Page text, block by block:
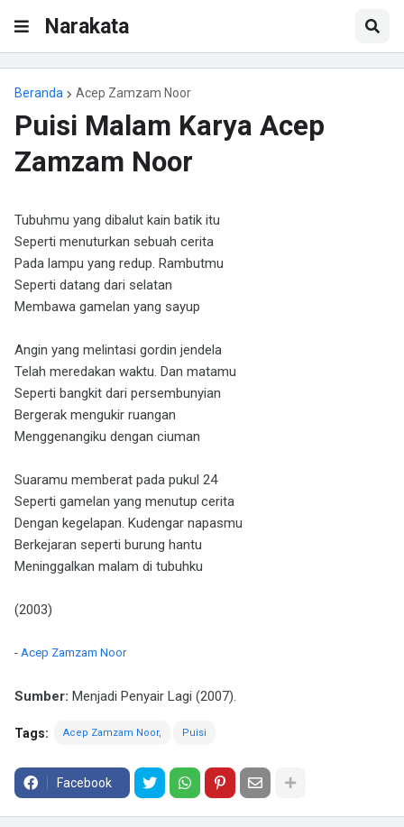
Narakata
Beranda Acep Zamzam Noor
Puisi Malam Karya Acep
Zamzam Noor
Tubuhmu yang dibalut kain batik itu
Seperti menuturkan sebuah cerita
Pada lampu yang redup. Rambutmu
Seperti datang dari selatan
Membawa gamelan yang sayup
Angin yang melintasi gordin jendela
Telah meredakan waktu. Dan matamu
Seperti bangkit dari persembunyian
Bergerak mengukir ruangan
Menggenangiku dengan ciuman
Suaramu memberat pada pukul 24
Seperti gamelan yang menutup cerita
Dengan kegelapan. Kudengar napasmu
Berkejaran seperti burung hantu
Meninggalkan malam di tubuhku
(2003)
- Acep Zamzam Noor
Sumber: Menjadi Penyair Lagi (2007).
Tags: Acep Zamzam Noor Puisi
Facebook